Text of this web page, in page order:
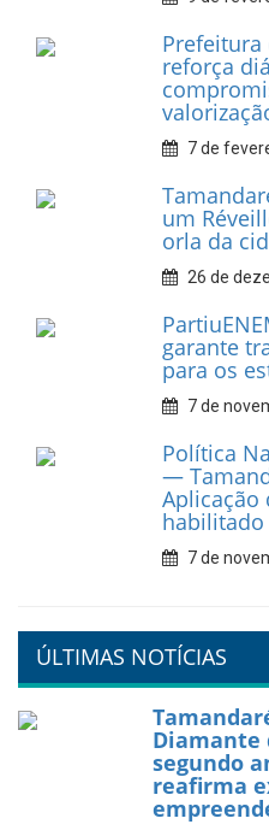
Prefeitura
realiza
Car
10 de
Dia do
cultural
9 de
Prefeitura
fortalece
recicláveis
9 de
Prefeitura
reforça
7 de
orla da
garante
para os
7 de